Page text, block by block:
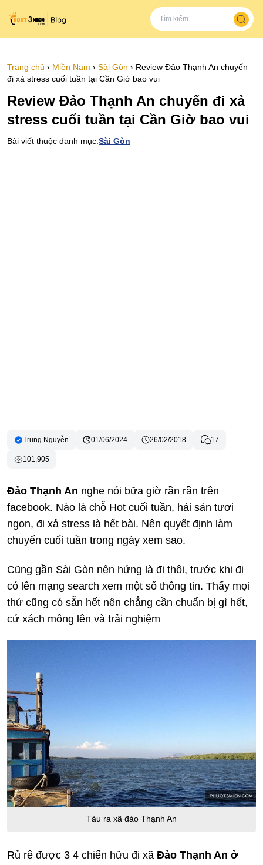
Trang chủ › Miền Nam › Sài Gòn › Review Đảo Thạnh An chuyến
đi xả stress cuối tuần tại Cần Giờ bao vui
Review Đảo Thạnh An chuyến đi xả
stress cuối tuần tại Cần Giờ bao vui
Bài viết thuộc danh mục:Sài Gòn
Trung Nguyễn 01/06/2024 26/02/2018 17
101,905
Đảo Thạnh An nghe nói bữa giờ rần rần trên
facebook. Nào là chỗ Hot cuối tuần, hải sản tươi
ngon, đi xả stress là hết bài. Nên quyết định làm
chuyến cuối tuần trong ngày xem sao.
Cũng gần Sài Gòn nên hứng là đi thôi, trước khi đi
có lên mạng search xem một số thông tin. Thấy mọi
thứ cũng có sẵn hết nên chẳng cần chuẩn bị gì hết,
cứ xách mông lên và trải nghiệm
Tàu ra xã đảo Thạnh An
Rủ rê được 3 4 chiến hữu đi xã Đảo Thạnh An ở